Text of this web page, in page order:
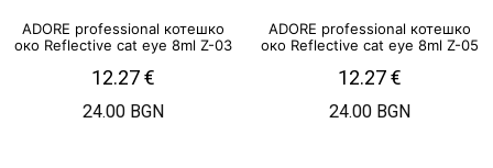
ADORE professional котешко
око Reflective cat eye 8ml Z-03
12.27€
24.00 BGN
ADORE professional котешко
око Reflective cat eye 8ml Z-05
12.27€
24.00 BGN